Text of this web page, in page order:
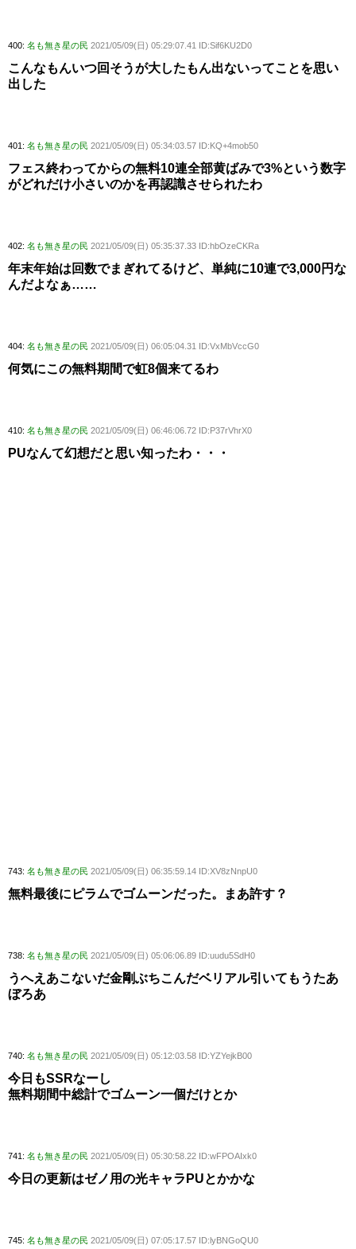
400: 名も無き星の民 2021/05/09(日) 05:29:07.41 ID:Sif6KU2D0
こんなもんいつ回そうが大したもん出ないってことを思い
出した
401: 名も無き星の民 2021/05/09(日) 05:34:03.57 ID:KQ+4mob50
フェス終わってからの無料10連全部黄ばみで3%という数字
がどれだけ小さいのかを再認識させられたわ
402: 名も無き星の民 2021/05/09(日) 05:35:37.33 ID:hbOzeCKRa
年末年始は回数でまぎれてるけど、単純に10連で3,000円な
んだよなぁ……
404: 名も無き星の民 2021/05/09(日) 06:05:04.31 ID:VxMbVccG0
何気にこの無料期間で虹8個来てるわ
410: 名も無き星の民 2021/05/09(日) 06:46:06.72 ID:P37rVhrX0
PUなんて幻想だと思い知ったわ・・・
743: 名も無き星の民 2021/05/09(日) 06:35:59.14 ID:XV8zNnpU0
無料最後にピラムでゴムーンだった。まあ許す？
738: 名も無き星の民 2021/05/09(日) 05:06:06.89 ID:uudu5SdH0
うへえあこないだ金剛ぶちこんだベリアル引いてもうたあ
ぼろあ
740: 名も無き星の民 2021/05/09(日) 05:12:03.58 ID:YZYejkB00
今日もSSRなーし
無料期間中総計でゴムーン一個だけとか
741: 名も無き星の民 2021/05/09(日) 05:30:58.22 ID:wFPOAIxk0
今日の更新はゼノ用の光キャラPUとかかな
745: 名も無き星の民 2021/05/09(日) 07:05:17.57 ID:lyBNGoQU0